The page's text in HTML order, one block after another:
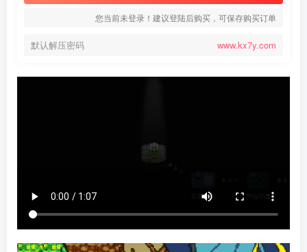
您当前未登录！建议登陆后购买，可保存购买订单
默认解压密码 www.kx7y.com